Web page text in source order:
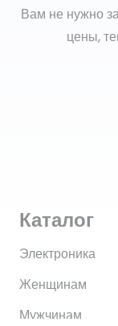
Вам не нужно
цены,
Каталог
Электроника
Женщинам
Мужчинам